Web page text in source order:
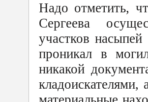
Надо отметить,
Сергеева
участков
проникал в
никакой
кладоискателями,